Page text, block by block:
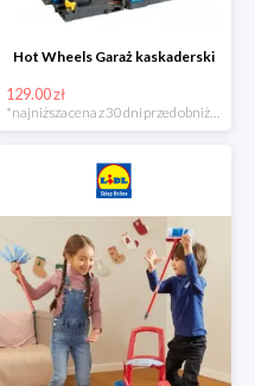
Hot Wheels Garaż kaskaderski
129.00 zł